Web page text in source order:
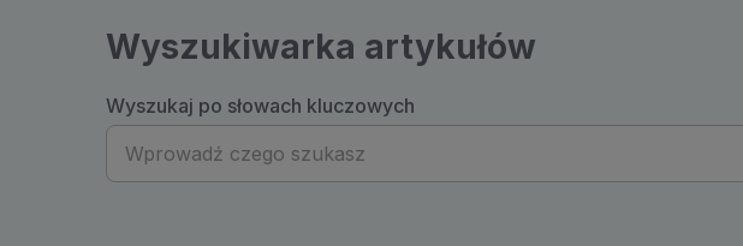
Wyszukiwarka artykułów
Wyszukaj po słowach kluczowych